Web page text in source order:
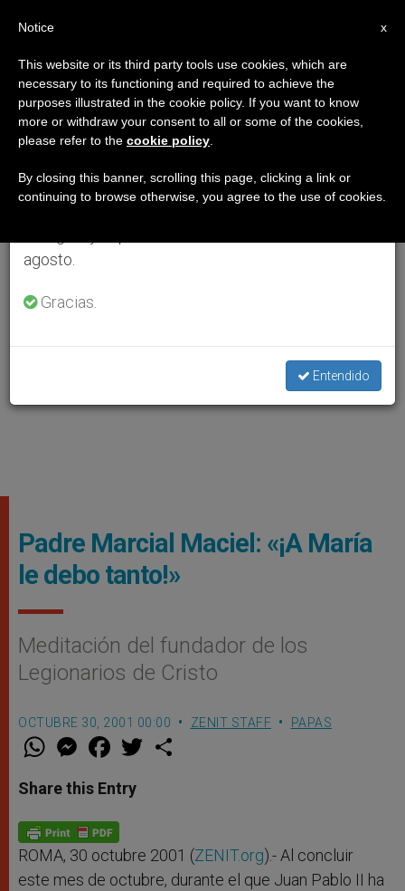
Padre Marcial Maciel: «¡A María
le debo tanto!»
Meditación del fundador de los
Legionarios de Cristo
OCTUBRE 30, 2001 00:00 ZENIT STAFF PAPAS
W
t
s
p
p
M
e
s
e
g
e
r
F
a
e
b
o
k
w
Share this Entry
ROMA, 30 octubre 2001 (ZENIT.org).- Al concluir
este mes de octubre, durante el que Juan Pablo II ha
×
Aviso importante
Del 27 de julio al 7 de agosto haremos la pausa
anual, aprovechando que en el periodo de verano
se generan menos informaciones y también el
agosto.
Gracias.
Entendido
x
Notice
This website or its third party tools use cookies, which are
necessary to its functioning and required to achieve the
purposes illustrated in the cookie policy. If you want to know
more or withdraw your consent to all or some of the cookies,
please refer to the cookie policy
By closing this banner, scrolling this page, clicking a link or
continuing to browse otherwise, you agree to the use of cookies.